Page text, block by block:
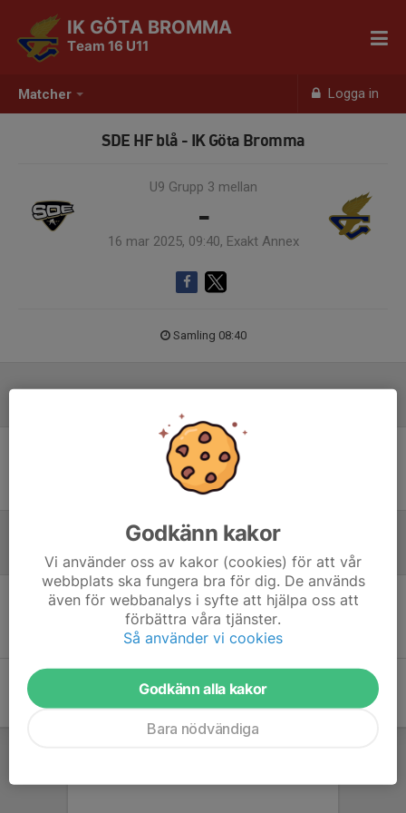
Matcher Logga in
IK GÖTA BROMMA
Team 16 U11
SDE HF blå - IK Göta Bromma
U9 Grupp 3 mellan
-
16 mar 2025, 09:40, Exakt Annex
Samling 08:40
Ingen uppställning ifylld
Referat
Inget referat skrivet
Godkänn kakor
Vi använder oss av kakor (cookies) för att vår
webbplats ska fungera bra för dig. De används
även för webbanalys i syfte att hjälpa oss att
förbättra våra tjänster.
Så använder vi cookies
Godkänn alla kakor
Bara nödvändiga